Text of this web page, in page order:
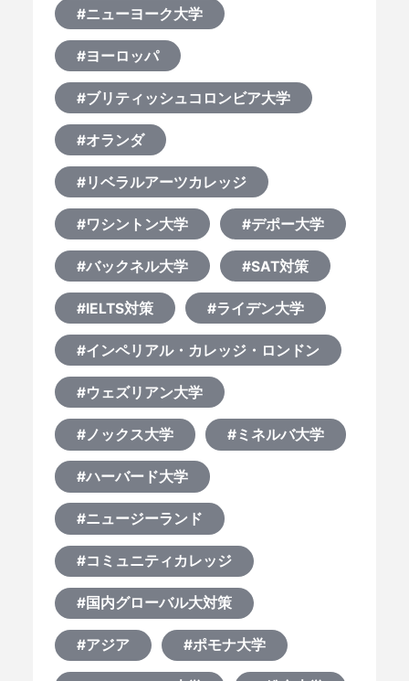
#ニューヨーク大学
#ヨーロッパ
#ブリティッシュコロンビア大学
#オランダ
#リベラルアーツカレッジ
#ワシントン大学 #デポー大学
#バックネル大学 #SAT対策
#IELTS対策 #ライデン大学
#インペリアル・カレッジ・ロンドン
#ウェズリアン大学
#ノックス大学 #ミネルバ大学
#ハーバード大学
#ニュージーランド
#コミュニティカレッジ
#国内グローバル大対策
#アジア #ポモナ大学